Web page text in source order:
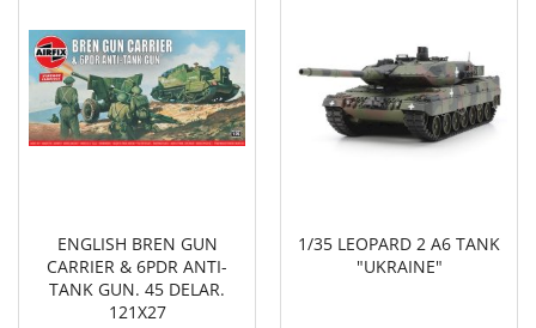
ENGLISH BREN GUN
CARRIER & 6PDR ANTI-
TANK GUN. 45 DELAR.
121X27
1/35 LEOPARD 2 A6 TANK
"UKRAINE"